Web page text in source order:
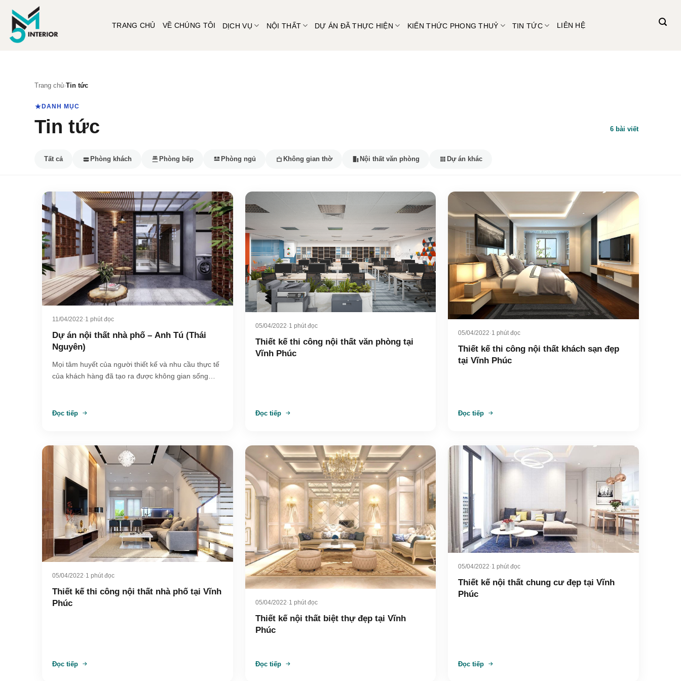
content
TRANG CHỦ VỀ CHÚNG TÔI DỊCH VỤ NỘI THẤT DỰ ÁN ĐÃ THỰC HIỆN KIẾN THỨC PHONG THUỶ TIN TỨC LIÊN HỆ
Trang chủ›Tin tức
DANH MỤC
Tin tức 6 bài viết
Tất cả Phòng khách Phòng bếp Phòng ngủ Không gian thờ Nội thất văn phòng Dự án khác
11/04/2022·1 phút đọc
Dự án nội thất nhà phố – Anh Tú (Thái
Nguyên)
Mọi tâm huyết của người thiết kế và nhu cầu thực tế
của khách hàng đã tạo ra được không gian sống…
Đọc tiếp
05/04/2022·1 phút đọc
Thiết kế thi công nội thất văn phòng tại
Vĩnh Phúc
Đọc tiếp
05/04/2022·1 phút đọc
Thiết kế thi công nội thất khách sạn đẹp
tại Vĩnh Phúc
Đọc tiếp
05/04/2022·1 phút đọc
Thiết kế thi công nội thất nhà phố tại Vĩnh
Phúc
Đọc tiếp
05/04/2022·1 phút đọc
Thiết kế nội thất biệt thự đẹp tại Vĩnh
Phúc
Đọc tiếp
05/04/2022·1 phút đọc
Thiết kế nội thất chung cư đẹp tại Vĩnh
Phúc
Đọc tiếp